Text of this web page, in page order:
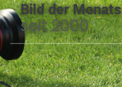
Bild der Monats
seit 2000